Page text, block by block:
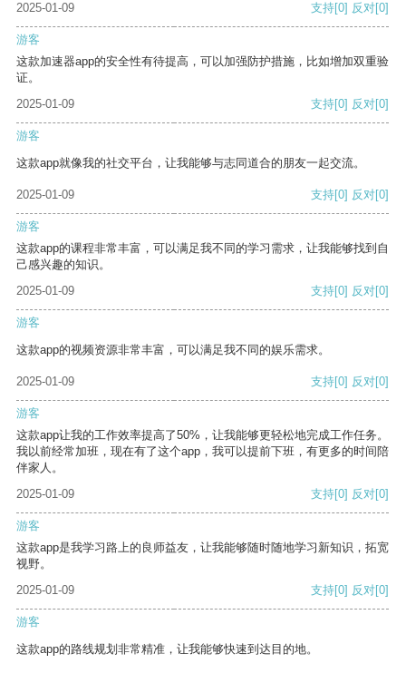
2025-01-09 支持[0] 反对[0]
游客
这款加速器app的安全性有待提高，可以加强防护措施，比如增加双重验
证。
2025-01-09
支持[0] 反对[0]
游客
这款app就像我的社交平台，让我能够与志同道合的朋友一起交流。
2025-01-09 支持[0] 反对[0]
游客
这款app的课程非常丰富，可以满足我不同的学习需求，让我能够找到自
己感兴趣的知识。
2025-01-09
支持[0] 反对[0]
游客
这款app的视频资源非常丰富，可以满足我不同的娱乐需求。
2025-01-09 支持[0] 反对[0]
游客
这款app让我的工作效率提高了50%，让我能够更轻松地完成工作任务。
我以前经常加班，现在有了这个app，我可以提前下班，有更多的时间陪
伴家人。
2025-01-09
支持[0] 反对[0]
游客
这款app是我学习路上的良师益友，让我能够随时随地学习新知识，拓宽
视野。
2025-01-09
支持[0] 反对[0]
游客
这款app的路线规划非常精准，让我能够快速到达目的地。